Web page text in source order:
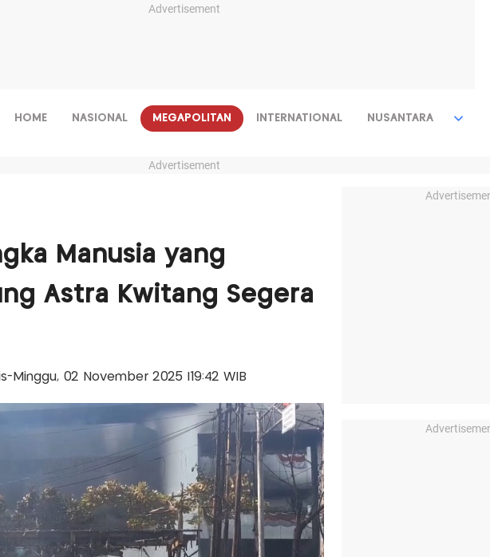
Advertisement
HOME NASIONAL MEGAPOLITAN INTERNATIONAL NUSANTARA
Advertisement
Manusia yang
Astra Kwitang Segera
Minggu, 02 November 2025 |19:42 WIB